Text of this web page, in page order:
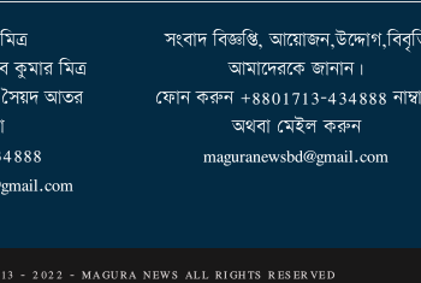
কুমার মিত্র
সৈয়দ আতর
সংবাদ বিজ্ঞপ্তি,
আমাদেরকে জানান।
ফোন করুন +8801713-434888
অথবা মেইল করুন
maguranewsbd@gmail.com
- 2022 - MAGURA NEWS ALL RIGHTS RESERVED